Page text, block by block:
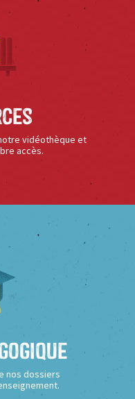
vidéothèque et
accès.
nos dossiers